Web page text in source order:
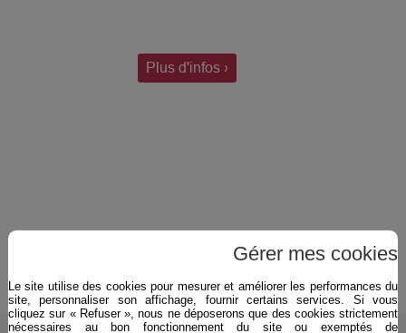
Plus d'infos ›
Gérer mes cookies
Le site utilise des cookies pour mesurer et améliorer les performances du
site, personnaliser son affichage, fournir certains services. Si vous
cliquez sur « Refuser », nous ne déposerons que des cookies strictement
nécessaires au bon fonctionnement du site ou exemptés de